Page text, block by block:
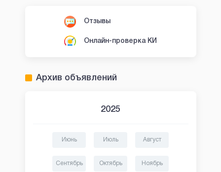
Отзывы
Онлайн-проверка КИ
Архив объявлений
2025
Июнь Июль Август
Сентябрь Октябрь Ноябрь